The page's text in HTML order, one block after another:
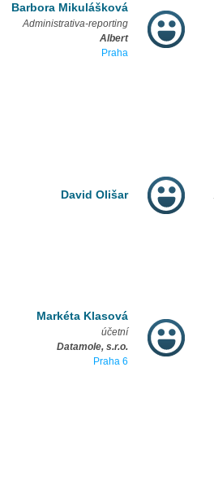
Barbora Mikulášková
Administrativa-reporting
Albert
Praha
David Olišar
Markéta Klasová
účetní
Datamole, s.r.o.
Praha 6